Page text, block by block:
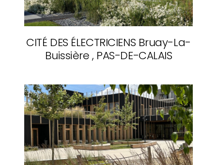
CITÉ DES ÉLECTRICIENS Bruay-La-
Buissière , PAS-DE-CALAIS